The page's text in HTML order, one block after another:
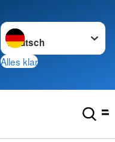
Sprache wechseln zu
Alles klar